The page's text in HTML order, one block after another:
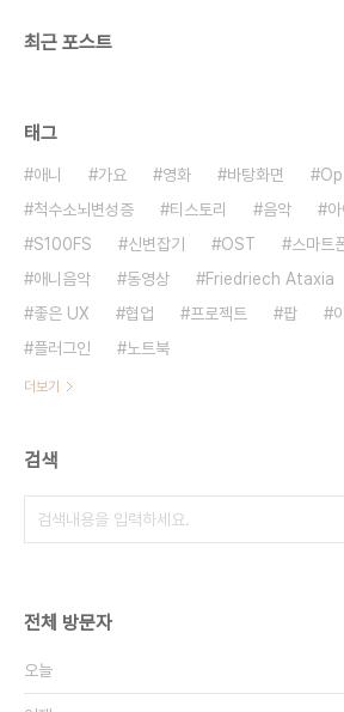
최근 포스트
태그
애니 가요 영화 바탕화면 Op
척수소뇌변성증
티스토리 음악
S100FS
신변잡기 OST 스마트
애니음악
동영상 Friedriech Ataxia
좋은 UX
협업 프로젝트 팝
플러그인
노트북
더보기
검색
전체 방문자
오늘